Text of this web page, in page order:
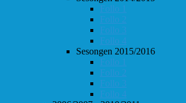
Follo 1
Follo 2
Follo 3
Follo 4
Sesongen 2015/2016
Follo 1
Follo 2
Follo 3
Follo 4